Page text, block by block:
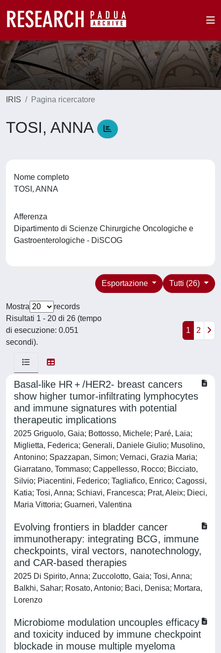
IRIS Pagina ricercatore
TOSI, ANNA
Nome completo
TOSI, ANNA
Afferenza
Dipartimento di Scienze Chirurgiche Oncologiche e
Gastroenterologiche - DiSCOG
Tutti (26)
Esportazione
Mostra
records
Risultati 1 - 20 di 26 (tempo
di esecuzione: 0.051
secondi).
1 2
Basal-like HR + /HER2- breast cancers
show higher tumor-infiltrating lymphocytes
and immune signatures with potential
therapeutic implications
2025 Griguolo, Gaia; Bottosso, Michele; Paré, Laia;
Miglietta, Federica; Generali, Daniele Giulio; Musolino,
Antonino; Spazzapan, Simon; Vernaci, Grazia Maria;
Giarratano, Tommaso; Cappellesso, Rocco; Bicciato,
Silvio; Piacentini, Federico; Tagliafico, Enrico; Cagossi,
Katia; Tosi, Anna; Schiavi, Francesca; Prat, Aleix; Dieci,
Maria Vittoria; Guarneri, Valentina
Evolving frontiers in bladder cancer
immunotherapy: integrating BCG, immune
checkpoints, viral vectors, nanotechnology,
and CAR-based therapies
2025 Di Spirito, Anna; Zuccolotto, Gaia; Tosi, Anna;
Balkhi, Sahar; Rosato, Antonio; Baci, Denisa; Mortara,
Lorenzo
Microbiome modulation uncouples efficacy
and toxicity induced by immune checkpoint
blockade in mouse multiple myeloma